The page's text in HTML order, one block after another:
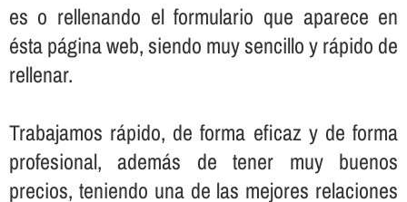
es o rellenando el formulario que aparece en
ésta página web, siendo muy sencillo y rápido de
rellenar.
Trabajamos rápido, de forma eficaz y de forma
profesional, además de tener muy buenos
precios, teniendo una de las mejores relaciones